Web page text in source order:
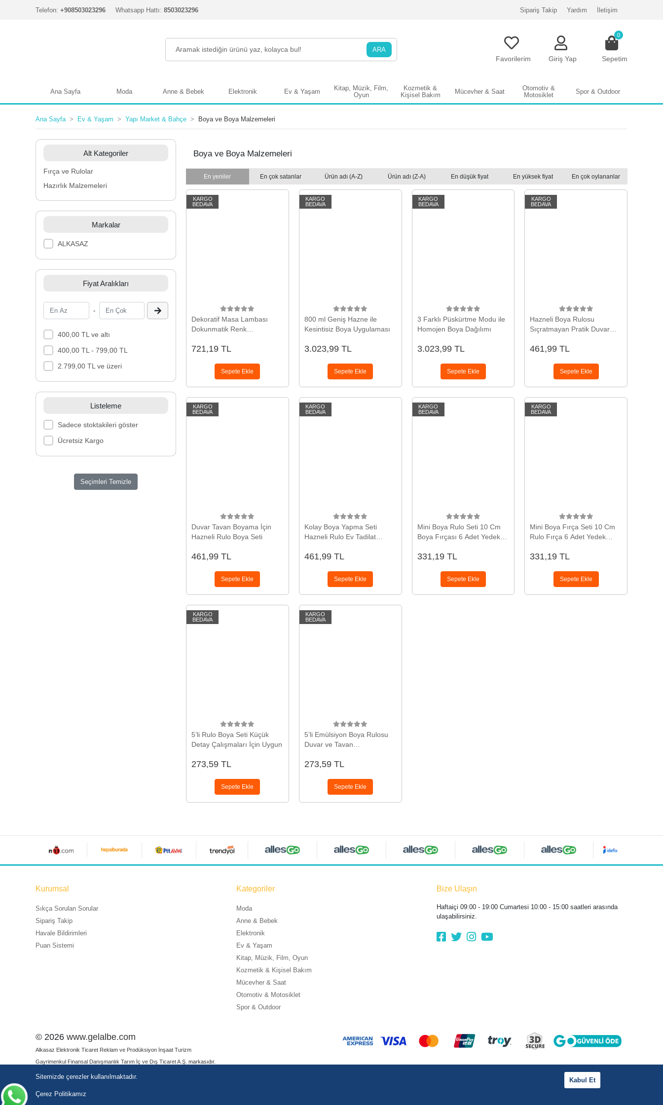
Telefon: +908503023296 Whatsapp Hattı: 8503023296 Sipariş Takip Yardım İletişim
ARA
Favorilerim Giriş Yap
0
Sepetim
Ana Sayfa Moda Anne & Bebek Elektronik Ev & Yaşam
Kitap, Müzik, Film,
Oyun
Kozmetik &
Kişisel Bakım
Mücevher & Saat
Otomotiv &
Motosiklet
Spor & Outdoor
Ana Sayfa Ev & Yaşam Yapı Market & Bahçe Boya ve Boya Malzemeleri
Alt Kategoriler
Fırça ve Rulolar
Hazırlık Malzemeleri
Markalar
ALKASAZ
Fiyat Aralıkları
-
400,00 TL ve altı
400,00 TL - 799,00 TL
2.799,00 TL ve üzeri
Listeleme
Sadece stoktakileri göster
Ücretsiz Kargo
Seçimleri Temizle
Boya ve Boya Malzemeleri
En yeniler En çok satanlar Ürün adı (A-Z) Ürün adı (Z-A) En düşük fiyat En yüksek fiyat En çok oylananlar
KARGO
BEDAVA
Dekoratif Masa Lambası
Dokunmatik Renk
Yeni Nesil
721,19 TL
Sepete Ekle
KARGO
BEDAVA
800 ml Geniş Hazne ile
Kesintisiz Boya Uygulaması
3.023,99 TL
Sepete Ekle
KARGO
BEDAVA
3 Farklı Püskürtme Modu ile
Homojen Boya Dağılımı
3.023,99 TL
Sepete Ekle
KARGO
BEDAVA
Hazneli Boya Rulosu
Sıçratmayan Pratik Duvar
461,99 TL
Sepete Ekle
KARGO
BEDAVA
Duvar Tavan Boyama İçin
Hazneli Rulo Boya Seti
461,99 TL
Sepete Ekle
KARGO
BEDAVA
Kolay Boya Yapma Seti
Hazneli Rulo Ev Tadilat
461,99 TL
Sepete Ekle
KARGO
BEDAVA
Mini Boya Rulo Seti 10 Cm
Boya Fırçası 6 Adet Yedek
Uygulama Aparatı
331,19 TL
Sepete Ekle
KARGO
BEDAVA
Mini Boya Fırça Seti 10 Cm
Rulo Fırça 6 Adet Yedek
Aparatı
331,19 TL
Sepete Ekle
KARGO
BEDAVA
5’li Rulo Boya Seti Küçük
Detay Çalışmaları İçin Uygun
273,59 TL
Sepete Ekle
KARGO
BEDAVA
5’li Emülsiyon Boya Rulosu
Duvar ve Tavan
273,59 TL
Sepete Ekle
Kurumsal
Sıkça Sorulan Sorular
Sipariş Takip
Havale Bildirimleri
Puan Sistemi
Kategoriler
Moda
Anne & Bebek
Elektronik
Ev & Yaşam
Kitap, Müzik, Film, Oyun
Kozmetik & Kişisel Bakım
Mücevher & Saat
Otomotiv & Motosiklet
Spor & Outdoor
Bize Ulaşın
Haftaiçi 09:00 - 19:00 Cumartesi 10:00 - 15:00 saatleri arasında
ulaşabilirsiniz.
© 2026 www.gelalbe.com
Alkasaz Elektronik Ticaret Reklam ve Prodüksiyon İnşaat Turizm
Gayrimenkul Finansal Danışmanlık Tarım İç ve Dış Ticaret A.Ş. markasıdır.
ETBİS SORGU
Sitemizde çerezler kullanılmaktadır.
Çerez Politikamız
Kabul Et